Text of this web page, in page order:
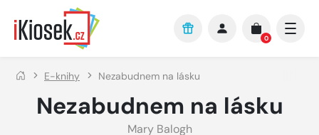
Přejít na hlavní obsah
0
E-knihy Nezabudnem na lásku
Nezabudnem na lásku
Mary Balogh